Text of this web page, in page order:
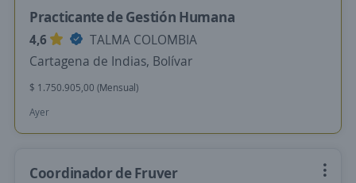
Practicante de Gestión Humana
4,6
TALMA COLOMBIA
Cartagena de Indias, Bolívar
$ 1.750.905,00 (Mensual)
Ayer
Coordinador de Fruver